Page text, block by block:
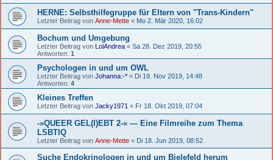
HERNE: Selbsthilfegruppe für Eltern von "Trans-Kindern"
Letzter Beitrag von Anne-Mette « Mo 2. Mär 2020, 16:02
Bochum und Umgebung
Letzter Beitrag von LolAndrea « Sa 28. Dez 2019, 20:55
Antworten: 1
Psychologen in und um OWL
Letzter Beitrag von Johanna:-* « Di 19. Nov 2019, 14:48
Antworten: 4
Kleines Treffen
Letzter Beitrag von Jacky1971 « Fr 18. Okt 2019, 07:04
-»QUEER GEL(I)EBT 2-« — Eine Filmreihe zum Thema
LSBTIQ
Letzter Beitrag von Anne-Mette « Di 18. Jun 2019, 08:52
Suche Endokrinologen in und um Bielefeld herum